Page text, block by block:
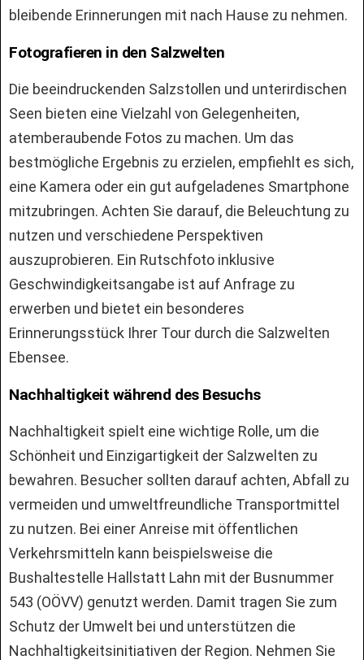
bleibende Erinnerungen mit nach Hause zu nehmen.
Fotografieren in den Salzwelten
Die beeindruckenden Salzstollen und unterirdischen
Seen bieten eine Vielzahl von Gelegenheiten,
atemberaubende Fotos zu machen. Um das
bestmögliche Ergebnis zu erzielen, empfiehlt es sich,
eine Kamera oder ein gut aufgeladenes Smartphone
mitzubringen. Achten Sie darauf, die Beleuchtung zu
nutzen und verschiedene Perspektiven
auszuprobieren. Ein Rutschfoto inklusive
Geschwindigkeitsangabe ist auf Anfrage zu
erwerben und bietet ein besonderes
Erinnerungsstück Ihrer Tour durch die Salzwelten
Ebensee.
Nachhaltigkeit während des Besuchs
Nachhaltigkeit spielt eine wichtige Rolle, um die
Schönheit und Einzigartigkeit der Salzwelten zu
bewahren. Besucher sollten darauf achten, Abfall zu
vermeiden und umweltfreundliche Transportmittel
zu nutzen. Bei einer Anreise mit öffentlichen
Verkehrsmitteln kann beispielsweise die
Bushaltestelle Hallstatt Lahn mit der Busnummer
543 (OÖVV) genutzt werden. Damit tragen Sie zum
Schutz der Umwelt bei und unterstützen die
Nachhaltigkeitsinitiativen der Region. Nehmen Sie